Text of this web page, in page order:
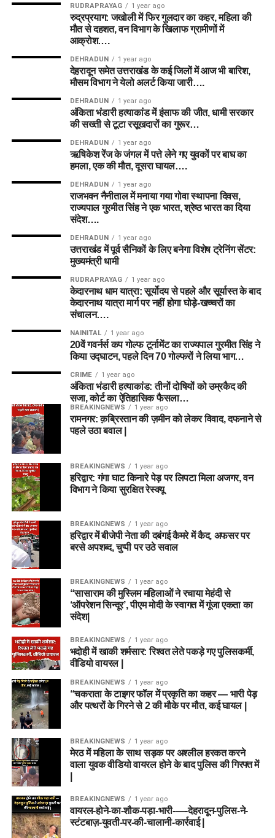
RUDRAPRAYAG 1 year ago
रुद्रप्रयाग: जखोली में फिर गुलदार का कहर, महिला की
मौत से दहशत, वन विभाग के खिलाफ ग्रामीणों में
आक्रोश….
DEHRADUN 1 year ago
देहरादून समेत उत्तराखंड के कई जिलों में आज भी बारिश,
मौसम विभाग ने येलो अलर्ट किया जारी….
DEHRADUN 1 year ago
अंकिता भंडारी हत्याकांड में इंसाफ की जीत, धामी सरकार
की सख्ती से टूटा रसूखदारों का गुरूर…
DEHRADUN 1 year ago
ऋषिकेश रेंज के जंगल में पत्ते लेने गए युवकों पर बाघ का
हमला, एक की मौत, दूसरा घायल….
DEHRADUN 1 year ago
राजभवन नैनीताल में मनाया गया गोवा स्थापना दिवस,
राज्यपाल गुरमीत सिंह ने एक भारत, श्रेष्ठ भारत का दिया
संदेश….
DEHRADUN 1 year ago
उत्तराखंड में पूर्व सैनिकों के लिए बनेगा विशेष ट्रेनिंग सेंटर:
मुख्यमंत्री धामी
RUDRAPRAYAG 1 year ago
केदारनाथ धाम यात्रा: सूर्योदय से पहले और सूर्यास्त के बाद
केदारनाथ यात्रा मार्ग पर नहीं होगा घोड़े-खच्चरों का
संचालन….
NAINITAL 1 year ago
20वें गवर्नर्स कप गोल्फ टूर्नामेंट का राज्यपाल गुरमीत सिंह ने
किया उद्घाटन, पहले दिन 70 गोल्फरों ने लिया भाग…
CRIME 1 year ago
अंकिता भंडारी हत्याकांड: तीनों दोषियों को उम्रकैद की
सजा, कोर्ट का ऐतिहासिक फैसला…
BREAKINGNEWS 1 year ago
रामनगर: क़ब्रिस्तान की ज़मीन को लेकर विवाद, दफनाने से
पहले उठा बवाल |
BREAKINGNEWS 1 year ago
हरिद्वार: गंगा घाट किनारे पेड़ पर लिपटा मिला अजगर, वन
विभाग ने किया सुरक्षित रेस्क्यू
BREAKINGNEWS 1 year ago
हरिद्वार में बीजेपी नेता की दबंगई कैमरे में कैद, अफसर पर
बरसे अपशब्द, चुप्पी पर उठे सवाल
BREAKINGNEWS 1 year ago
“सासाराम की मुस्लिम महिलाओं ने रचाया मेहंदी से
‘ऑपरेशन सिन्दूर’, पीएम मोदी के स्वागत में गूंजा एकता का
संदेश|
BREAKINGNEWS 1 year ago
भदोही में खाकी शर्मसार: रिश्वत लेते पकड़े गए पुलिसकर्मी,
वीडियो वायरल |
BREAKINGNEWS 1 year ago
“चकराता के टाइगर फॉल में प्रकृति का कहर — भारी पेड़
और पत्थरों के गिरने से 2 की मौके पर मौत, कई घायल |
BREAKINGNEWS 1 year ago
मेरठ में महिला के साथ सड़क पर अश्लील हरकत करने
वाला युवक वीडियो वायरल होने के बाद पुलिस की गिरफ्त में
BREAKINGNEWS 1 year ago
वायरल-होने-का-शौक-पड़ा-भारी-—-देहरादून-पुलिस-ने-
स्टंटबाज़-युवती-पर-की-चालानी-कार्रवाई |